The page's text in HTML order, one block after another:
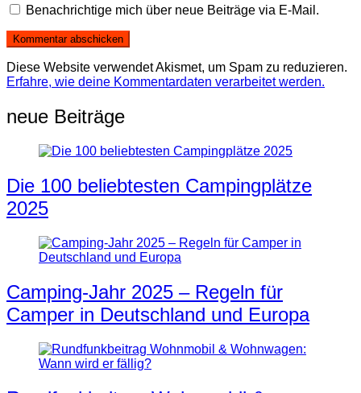
Benachrichtige mich über neue Beiträge via E-Mail.
Diese Website verwendet Akismet, um Spam zu reduzieren.
Erfahre, wie deine Kommentardaten verarbeitet werden.
neue Beiträge
Die 100 beliebtesten Campingplätze
2025
Camping-Jahr 2025 – Regeln für
Camper in Deutschland und Europa